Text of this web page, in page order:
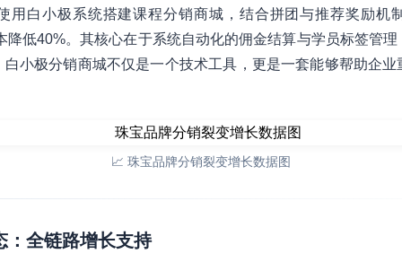
用白小极系统搭建课程分销商城，结合拼团与推荐奖励机
降低40%。其核心在于系统自动化的佣金结算与学员标签管
小极分销商城不仅是一个技术工具，更是一套能够帮助企
📈 珠宝品牌分销裂变增长数据图
：全链路增长支持